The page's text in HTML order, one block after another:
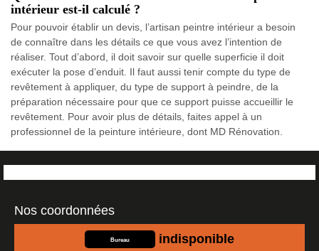
intérieur est-il calculé ?
Pour pouvoir établir un devis, l’artisan peintre intérieur a besoin
de connaître dans les détails ce que vous avez l’intention de
réaliser. Tout d’abord, il doit savoir sur quelle superficie il doit
exécuter la pose d’enduit. Il faut aussi tenir compte du type de
revêtement à appliquer, du type de support à peindre, de la
préparation nécessaire pour que ce support puisse accueillir le
revêtement. Pour avoir plus de détails, faites appel à un
professionnel de la peinture intérieure, dont MD Rénovation.
Nos coordonnées
Bureau indisponible